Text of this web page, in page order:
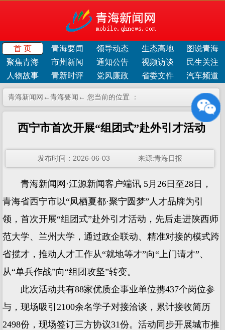
首 页 青海要闻 领导动态 生态高地
图说青海
聚焦青海
市州新闻 通知公告 视频访谈
民生关注
人物故事
青新时评 党风廉政 省委文件 汽车频道
青海新闻网← ← 您当前的位置 ：
青海要闻
西宁市首次开展“组团式”赴外引才活动
发布时间：2026-06-03 来源:青海日报
青海新闻网·江源新闻客户端讯 5月26日至28日，
青海省西宁市以“凤栖夏都·聚宁圆梦”人才品牌为引
领，首次开展“组团式”赴外引才活动，先后走进陕西师
范大学、兰州大学，通过政企联动、精准对接的模式跨
省揽才，推动人才工作从“就地等才”向“上门请才”、
从“单兵作战”向“组团攻坚”转变。
此次活动共有88家优质企事业单位携437个岗位参
与，现场吸引2100余名学子对接洽谈，累计接收简历
2498份，现场签订三方协议31份。活动同步开展城市推